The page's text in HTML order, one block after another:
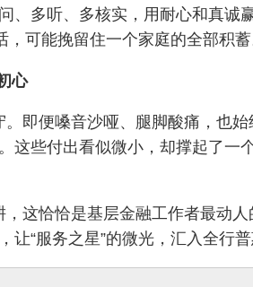
多听、多核实，用耐心和真诚
可能挽留住一个家庭的全部积蓄
心
即便嗓音沙哑、腿脚酸痛，也
些付出看似微小，却撑起了一
这恰恰是基层金融工作者最动人
“服务之星”的微光，汇入全行普